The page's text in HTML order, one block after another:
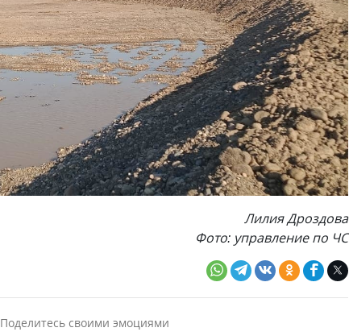
Лилия Дроздова
Фото: управление по ЧС
Поделитесь своими эмоциями